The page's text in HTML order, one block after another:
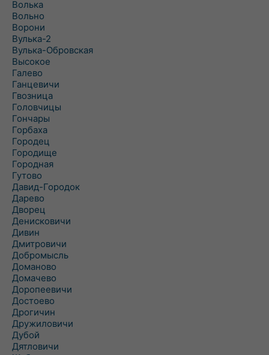
Волька
Вольно
Ворони
Вулька-2
Вулька-Обровская
Высокое
Галево
Ганцевичи
Гвозница
Головчицы
Гончары
Горбаха
Городец
Городище
Городная
Гутово
Давид-Городок
Дарево
Дворец
Денисковичи
Дивин
Дмитровичи
Добромысль
Доманово
Домачево
Доропеевичи
Достоево
Дрогичин
Дружиловичи
Дубой
Дятловичи